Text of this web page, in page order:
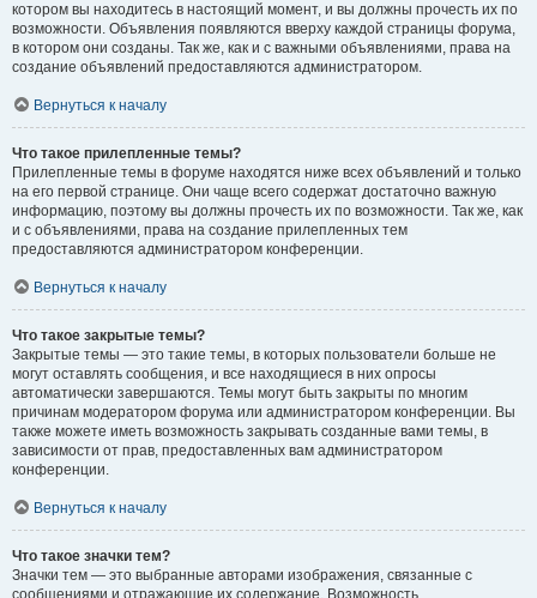
котором вы находитесь в настоящий момент, и вы должны прочесть их по
возможности. Объявления появляются вверху каждой страницы форума,
в котором они созданы. Так же, как и с важными объявлениями, права на
создание объявлений предоставляются администратором.
Вернуться к началу
Что такое прилепленные темы?
Прилепленные темы в форуме находятся ниже всех объявлений и только
на его первой странице. Они чаще всего содержат достаточно важную
информацию, поэтому вы должны прочесть их по возможности. Так же, как
и с объявлениями, права на создание прилепленных тем
предоставляются администратором конференции.
Вернуться к началу
Что такое закрытые темы?
Закрытые темы — это такие темы, в которых пользователи больше не
могут оставлять сообщения, и все находящиеся в них опросы
автоматически завершаются. Темы могут быть закрыты по многим
причинам модератором форума или администратором конференции. Вы
также можете иметь возможность закрывать созданные вами темы, в
зависимости от прав, предоставленных вам администратором
конференции.
Вернуться к началу
Что такое значки тем?
Значки тем — это выбранные авторами изображения, связанные с
сообщениями и отражающие их содержание. Возможность